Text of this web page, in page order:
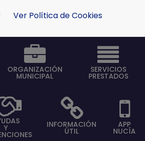
Ver Política de Cookies
ORGANIZACIÓN
MUNICIPAL
SERVICIOS
PRESTADOS
Y INFORMACIÓN
ÚTIL
APP
NUCÍA